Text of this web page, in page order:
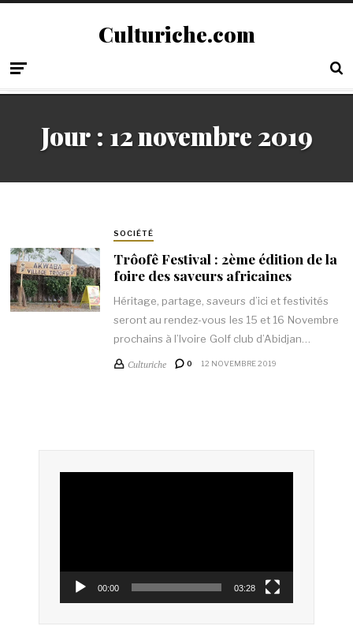
Culturiche.com
Jour : 12 novembre 2019
SOCIÉTÉ
Trôofê Festival : 2ème édition de la
foire des saveurs africaines
Héritage, partage, saveurs d’ici et festivités
seront au rendez-vous les 15 et 16 Novembre
prochains à l’Ivoire Golf club d’Abidjan…
Culturiche 0 12 NOVEMBRE 2019
00:00 03:28